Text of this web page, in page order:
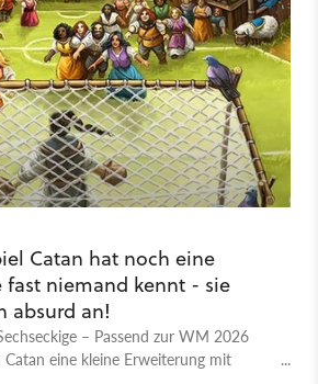
Catan hat noch eine
fast niemand kennt - sie
absurd an!
– Passend zur WM 2026
eine kleine Erweiterung mit